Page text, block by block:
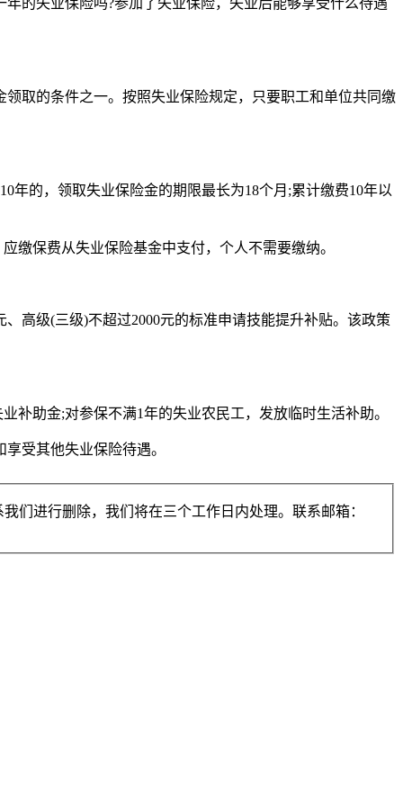
取的条件之一。按照失业保险规定，只要职工和单位共同缴
年的，领取失业保险金的期限最长为18个月;累计缴费10年以
缴保费从失业保险基金中支付，个人不需要缴纳。
高级(三级)不超过2000元的标准申请技能提升补贴。该政策
补助金;对参保不满1年的失业农民工，发放临时生活补助。
受其他失业保险待遇。
们进行删除，我们将在三个工作日内处理。联系邮箱：